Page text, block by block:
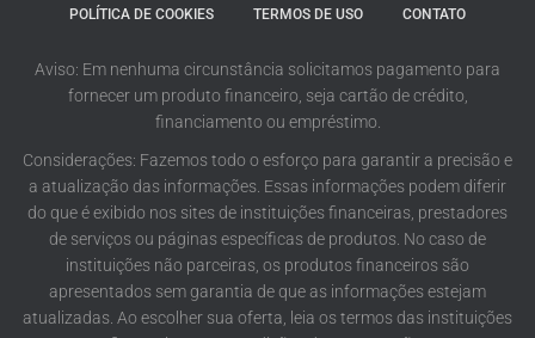
POLÍTICA DE COOKIES TERMOS DE USO CONTATO
Aviso: Em nenhuma circunstância solicitamos pagamento para
fornecer um produto financeiro, seja cartão de crédito,
financiamento ou empréstimo.
Considerações: Fazemos todo o esforço para garantir a precisão e
a atualização das informações. Essas informações podem diferir
do que é exibido nos sites de instituições financeiras, prestadores
de serviços ou páginas específicas de produtos. No caso de
instituições não parceiras, os produtos financeiros são
apresentados sem garantia de que as informações estejam
atualizadas. Ao escolher sua oferta, leia os termos das instituições